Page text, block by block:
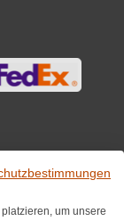
um unsere